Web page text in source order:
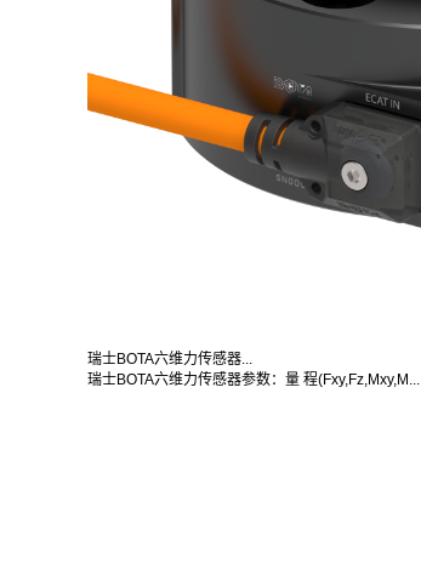
瑞士BOTA六维力传感器...
瑞士BOTA六维力传感器参数：量 程(Fxy,Fz,Mxy,M...